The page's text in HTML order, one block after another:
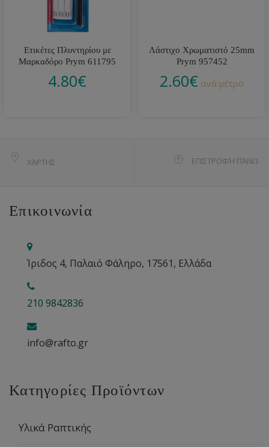
Ετικέτες Πλυντηρίου με
Μαρκαδόρο Prym 611795
4.80€
Λάστιχο Χρωματιστό 25mm
Prym 957452
2.60€ ανά μέτρο
ΧΆΡΤΗΣ ΕΠΙΣΤΡΟΦΉ ΠΆΝΩ
Επικοινωνία
Ίριδος 4, Παλαιό Φάληρο, 17561, Ελλάδα
210 9842836
info@rafto.gr
Κατηγορίες Προϊόντων
Υλικά Ραπτικής